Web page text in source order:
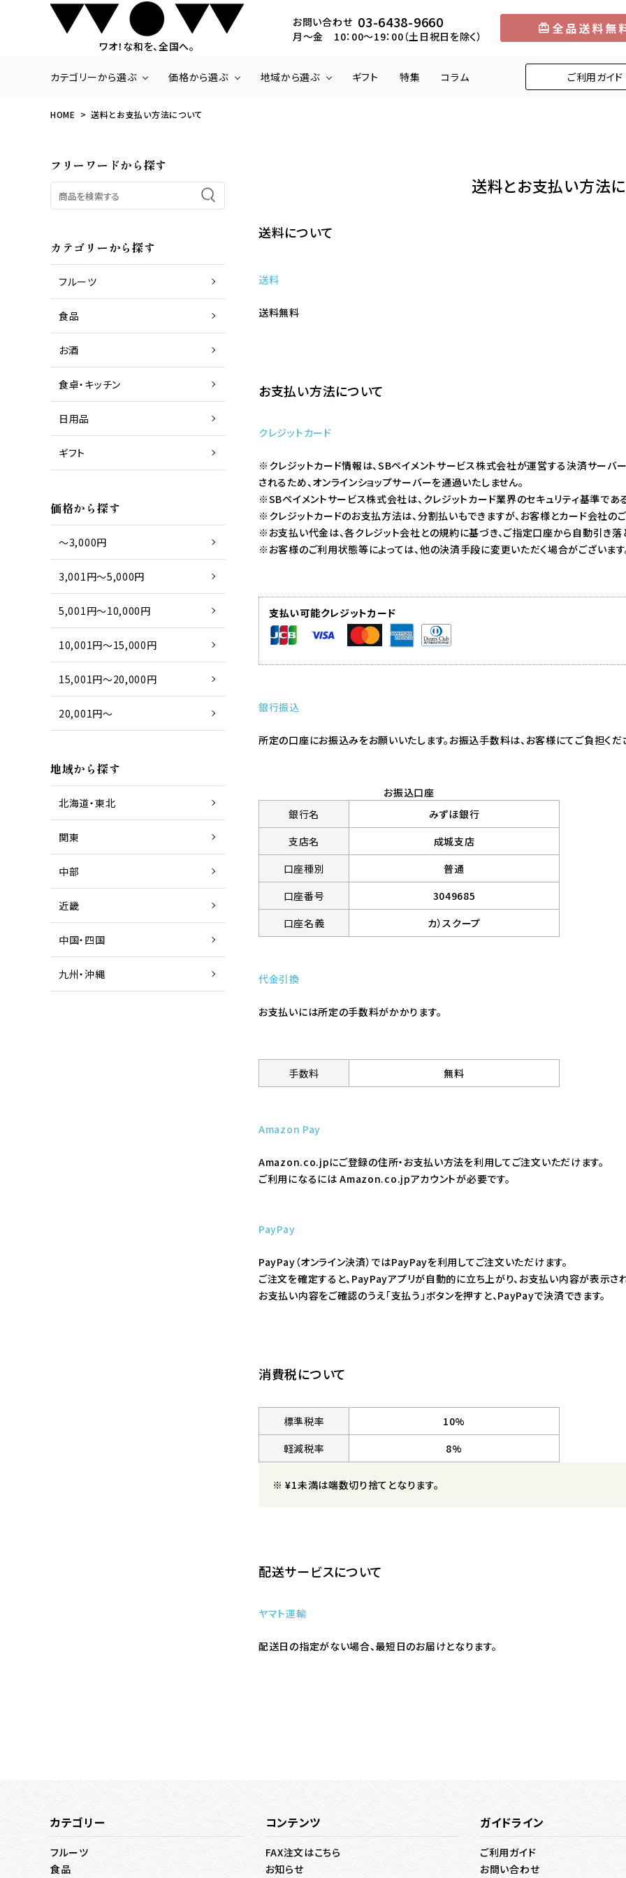
ワオ！な和を、全国へ。
お問い合わせ 03-6438-9660
月～金 10：00～19：00（土日祝日を除く）
カテゴリーから選ぶ
商品一覧
ラ・フランス
さくらんぼ 柿
みかん
梨
商品一覧 お肉
商品一覧 日本酒
商品一覧 グラス
商品一覧 マフラー ハンカチ
価格から選ぶ
～3,000円
20,001円～
地域から選ぶ
北海道・東北
九州・沖縄
ギフト 特集 コラム ご利用ガイド
HOME 送料とお支払い方法について
フリーワードから探す
カテゴリーから探す
フルーツ
食品
お酒
食卓・キッチン
日用品
ギフト
価格から探す
～3,000円
3,001円～5,000円
5,001円～10,000円
10,001円～15,000円
15,001円～20,000円
20,001円～
地域から探す
北海道・東北
関東
中部
近畿
中国・四国
九州・沖縄
送料とお支払い方法
送料について
送料
送料無料
お支払い方法について
クレジットカード
※クレジットカード情報は、SBペイメントサービス株式会社が運営する決済サーバ
されるため、オンラインショップサーバーを通過いたしません。
※SBペイメントサービス株式会社は、クレジットカード業界のセキュリティ基準であ
※クレジットカードのお支払方法は、分割払いもできますが、お客様とカード会社の
※お支払い代金は、各クレジット会社との規約に基づき、ご指定口座から自動引き落
※お客様のご利用状態等によっては、他の決済手段に変更いただく場合がございます
支払い可能クレジットカード
銀行振込
所定の口座にお振込みをお願いいたします。お振込手数料は、お客様にてご負担くだ
お振込口座
銀行名
みずほ銀行
支店名
成城支店
口座種別
普通
口座番号
3049685
口座名義
カ）スクープ
代金引換
お支払いには所定の手数料がかかります。
手数料 無料
Amazon Pay
Amazon.co.jpにご登録の住所・お支払い方法を利用してご注文いただけます。
ご利用になるには Amazon.co.jpアカウントが必要です。
PayPay
PayPay（オンライン決済）ではPayPayを利用してご注文いただけます。
ご注文を確定すると、PayPayアプリが自動的に立ち上がり、お支払い内容が表示さ
お支払い内容をご確認のうえ「支払う」ボタンを押すと、PayPayで決済できます。
消費税について
標準税率
10%
軽減税率
8%
¥1未満は端数切り捨てとなります。
配送サービスについて
ヤマト運輸
配送日の指定がない場合、最短日のお届けとなります。
カテゴリー
フルーツ
食品
コンテンツ
FAX注文はこちら
お知らせ
ガイドライン
ご利用ガイド
お問い合わせ